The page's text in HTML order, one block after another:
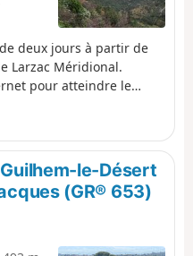
deux jours à partir de
Larzac Méridional.
pour atteindre le
sur les hauteurs de
Jean-de-Fos, l’itinéraire
Fenestrettes est
(GR®653). Merci de
de Tourisme Saint-
la praticabilité de
le-Désert
(GR® 653)